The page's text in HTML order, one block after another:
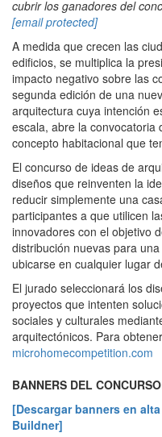
cubrir los ganadores del
[email protected]
A medida que crecen las
edificios, se multiplica la
impacto negativo sobre las
segunda edición de una
arquitectura cuya intención
escala, abre la convocatoria
concepto habitacional que
El concurso de ideas de
diseños que reinventen la
reducir simplemente una
participantes a que utilicen
innovadores con el objetivo
distribución nuevas para
ubicarse en cualquier lugar
El jurado seleccionará los
proyectos que intenten
sociales y culturales
arquitectónicos. Para
microhomecompetition.com
BANNERS DEL
[Descargar banners en
Buildner]